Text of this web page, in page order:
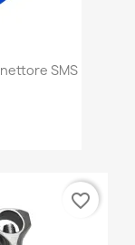
SMS
favorite_border